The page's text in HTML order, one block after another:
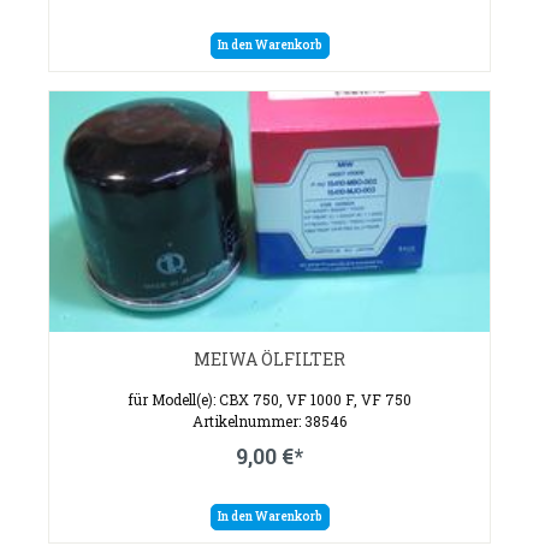
In den Warenkorb
MEIWA ÖLFILTER
für Modell(e): CBX 750, VF 1000 F, VF 750
Artikelnummer: 38546
9,00 €*
In den Warenkorb